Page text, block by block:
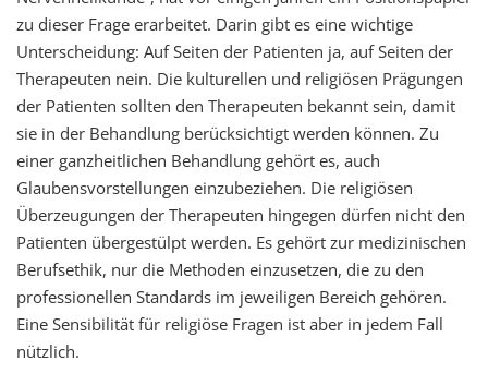
zu dieser Frage erarbeitet. Darin gibt es eine wichtige
Unterscheidung: Auf Seiten der Patienten ja, auf Seiten der
Therapeuten nein. Die kulturellen und religiösen Prägungen
der Patienten sollten den Therapeuten bekannt sein, damit
sie in der Behandlung berücksichtigt werden können. Zu
einer ganzheitlichen Behandlung gehört es, auch
Glaubensvorstellungen einzubeziehen. Die religiösen
Überzeugungen der Therapeuten hingegen dürfen nicht den
Patienten übergestülpt werden. Es gehört zur medizinischen
Berufsethik, nur die Methoden einzusetzen, die zu den
professionellen Standards im jeweiligen Bereich gehören.
Eine Sensibilität für religiöse Fragen ist aber in jedem Fall
nützlich.